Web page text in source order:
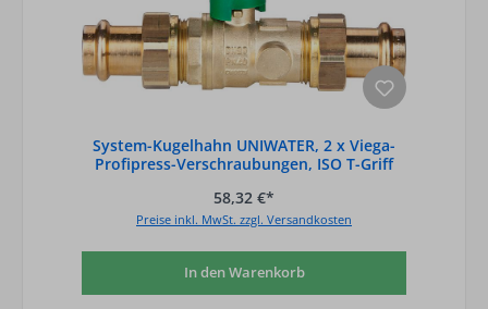
System-Kugelhahn UNIWATER, 2 x Viega-
Profipress-Verschraubungen, ISO T-Griff
58,32 €*
Preise inkl. MwSt. zzgl. Versandkosten
In den Warenkorb